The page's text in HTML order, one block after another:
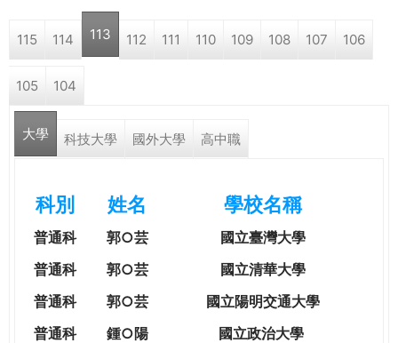
學a
r
e
e
115 114 113 112 111 110 109 108 107 106
105 104
大學 科技大學 國外大學 高中職
科別 姓名 學校名稱
普通科 郭○芸
國立臺灣大學
普通科
郭○芸
國立清華大學
普通科
郭○芸
國立陽明交通大學
普通科
鍾○陽
國立政治大學